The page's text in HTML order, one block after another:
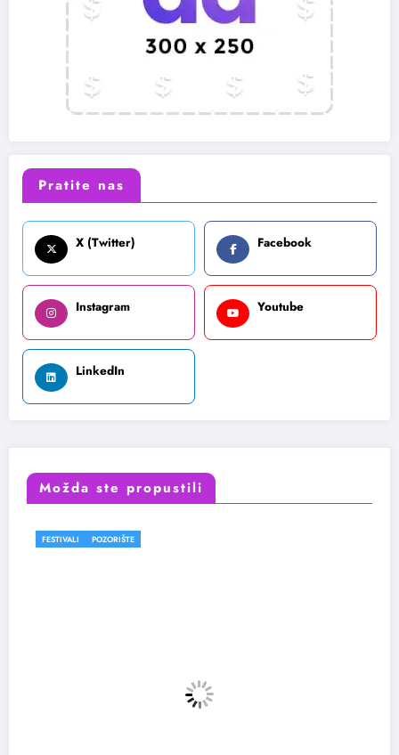
Pratite nas
X (Twitter) Facebook
Instagram Youtube
LinkedIn
Možda ste propustili
FESTIVALI